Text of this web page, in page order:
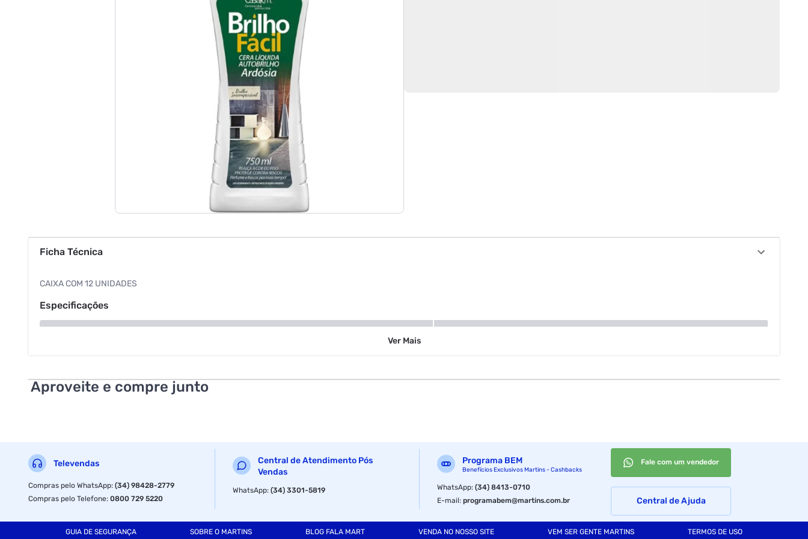
Ficha Técnica
CAIXA COM 12 UNIDADES
Especificações
Ver Mais
Aproveite e compre junto
Televendas
Compras pelo WhatsApp:(34) 98428-2779
Compras pelo Telefone:0800 729 5220
Central de Atendimento Pós
Vendas
WhatsApp:(34) 3301-5819
Programa BEM
Benefícios Exclusivos Martins - Cashbacks
WhatsApp:(34) 8413-0710
E-mail:programabem@martins.com.br
Fale com um vendedor
Central de Ajuda
GUIA DE SEGURANÇA SOBRE O MARTINS BLOG FALA MART VENDA NO NOSSO SITE VEM SER GENTE MARTINS TERMOS DE USO